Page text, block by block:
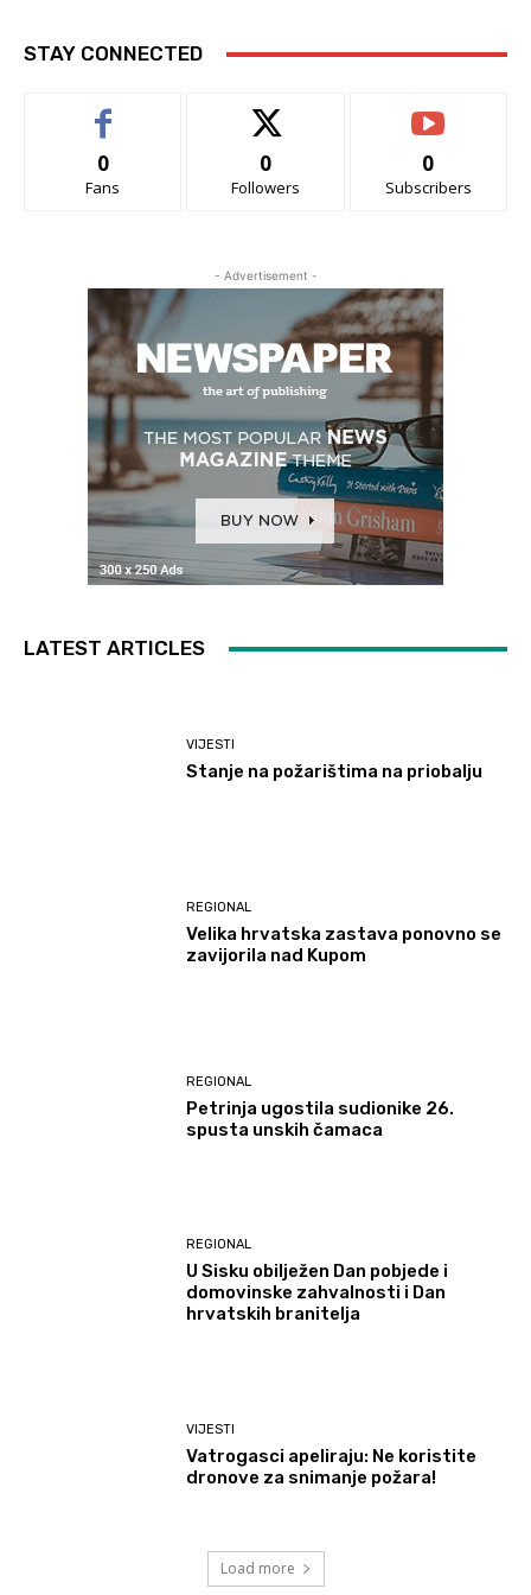
STAY CONNECTED
0
Fans
0
Followers
0
Subscribers
- Advertisement -
LATEST ARTICLES
VIJESTI
Stanje na požarištima na priobalju
REGIONAL
Velika hrvatska zastava ponovno se
zavijorila nad Kupom
REGIONAL
Petrinja ugostila sudionike 26.
spusta unskih čamaca
REGIONAL
U Sisku obilježen Dan pobjede i
domovinske zahvalnosti i Dan
hrvatskih branitelja
VIJESTI
Vatrogasci apeliraju: Ne koristite
dronove za snimanje požara!
Load more